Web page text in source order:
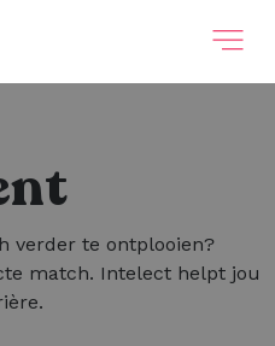
verder te ontplooien?
match. Intelect helpt jou